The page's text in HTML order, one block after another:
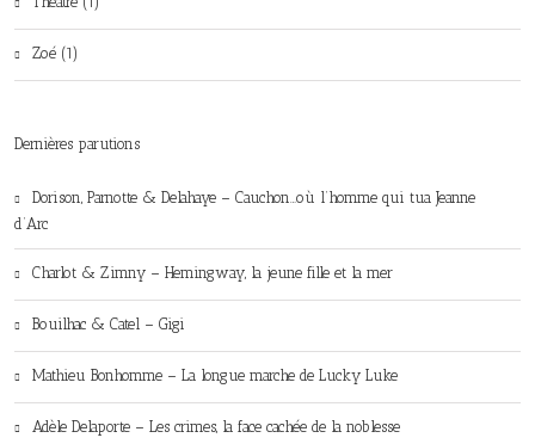
Zoé (1)
Dernières parutions
Dorison, Parnotte & Delahaye – Cauchon…où l’homme qui tua Jeanne
d’Arc
Charlot & Zimny – Hemingway, la jeune fille et la mer
Bouilhac & Catel – Gigi
Mathieu Bonhomme – La longue marche de Lucky Luke
Adèle Delaporte – Les crimes, la face cachée de la noblesse